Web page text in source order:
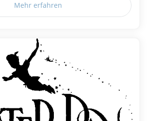
Mehr erfahren